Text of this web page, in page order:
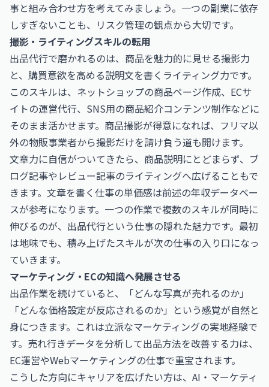
事と組み合わせ方を考えてみましょう。一つの副業に依存
しすぎないことも、リスク管理の観点から大切です。
撮影・ライティングスキルの転用
出品代行で磨かれるのは、商品を魅力的に見せる撮影力
と、購買意欲を高める説明文を書くライティング力です。
このスキルは、ネットショップの商品ページ作成、ECサ
イトの運営代行、SNS用の商品紹介コンテンツ制作などに
そのまま活かせます。商品撮影が得意になれば、フリマ以
外の物販事業者から撮影だけを請け負う道も開けます。
文章力に自信がついてきたら、商品説明にとどまらず、ブ
ログ記事やレビュー記事のライティングへ広げることもで
きます。文章を書く仕事の単価感は前述の年収データベー
スが参考になります。一つの作業で複数のスキルが同時に
伸びるのが、出品代行という仕事の隠れた魅力です。最初
は地味でも、積み上げたスキルが次の仕事の入り口になっ
ていきます。
マーケティング・ECの知識へ発展させる
出品作業を続けていると、「どんな写真が売れるのか」
「どんな価格設定が反応されるのか」という感覚が自然と
身につきます。これは立派なマーケティングの実地経験で
す。売れ行きデータを分析して出品方法を改善する力は、
EC運営やWebマーケティングの仕事で重宝されます。
こうした方向にキャリアを広げたい方は、 AI・マーケティ